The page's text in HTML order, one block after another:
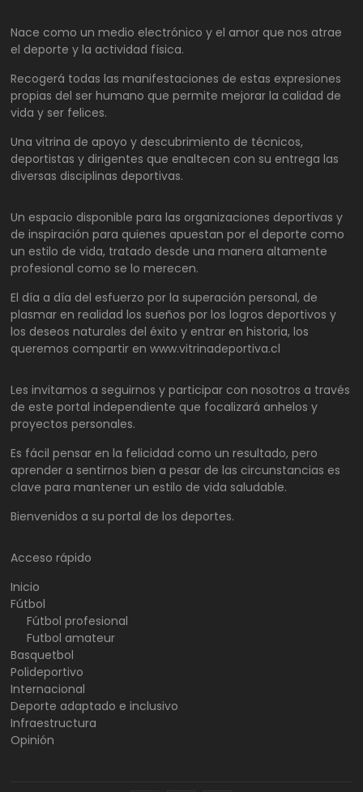
Nace como un medio electrónico y el amor que nos atrae
el deporte y la actividad física.
Recogerá todas las manifestaciones de estas expresiones
propias del ser humano que permite mejorar la calidad de
vida y ser felices.
Una vitrina de apoyo y descubrimiento de técnicos,
deportistas y dirigentes que enaltecen con su entrega las
diversas disciplinas deportivas.
Un espacio disponible para las organizaciones deportivas y
de inspiración para quienes apuestan por el deporte como
un estilo de vida, tratado desde una manera altamente
profesional como se lo merecen.
El día a día del esfuerzo por la superación personal, de
plasmar en realidad los sueños por los logros deportivos y
los deseos naturales del éxito y entrar en historia, los
queremos compartir en www.vitrinadeportiva.cl
Les invitamos a seguirnos y participar con nosotros a través
de este portal independiente que focalizará anhelos y
proyectos personales.
Es fácil pensar en la felicidad como un resultado, pero
aprender a sentirnos bien a pesar de las circunstancias es
clave para mantener un estilo de vida saludable.
Bienvenidos a su portal de los deportes.
Acceso rápido
Inicio
Fútbol
Fútbol profesional
Futbol amateur
Basquetbol
Polideportivo
Internacional
Deporte adaptado e inclusivo
Infraestructura
Opinión